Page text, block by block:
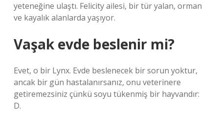
yeteneğine ulaştı. Felicity ailesi, bir tür yalan, orman
ve kayalık alanlarda yaşıyor.
Vaşak evde beslenir mi?
Evet, o bir Lynx. Evde beslenecek bir sorun yoktur,
ancak bir gün hastalanırsanız, onu veterinere
getiremezsiniz çünkü soyu tükenmiş bir hayvandır:
D.